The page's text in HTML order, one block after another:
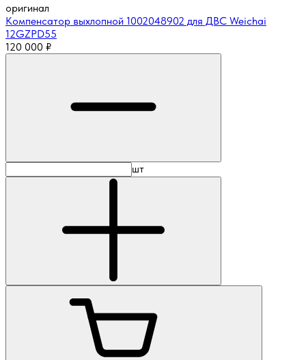
оригинал
Компенсатор выхлопной 1002048902 для ДВС Weichai
12GZPD55
120 000 ₽
шт